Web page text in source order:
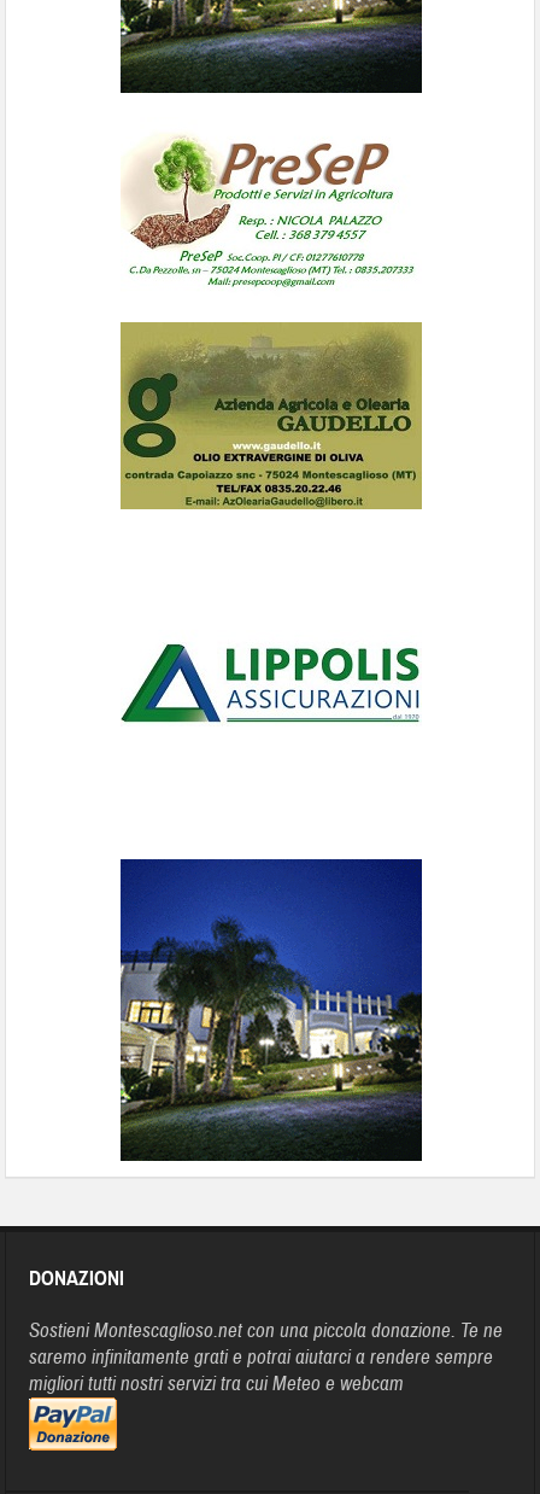
DONAZIONI
Sostieni Montescaglioso.net con una piccola donazione. Te ne
saremo infinitamente grati e potrai aiutarci a rendere sempre
migliori tutti nostri servizi tra cui Meteo e webcam